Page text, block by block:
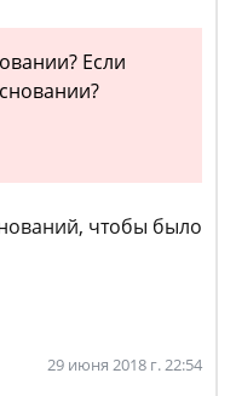
Если
чтобы было
29 июня 2018 г. 22:54